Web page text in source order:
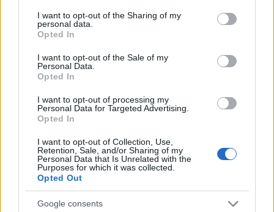
not limited to your visit or usage behaviour. You may click to
grant or deny consent to Google and its third-party tags to
use your data for below specified purposes in below Google
consent section.
I want to opt-out of the Sharing of my
personal data.
Opted In
I want to opt-out of the Sale of my
Personal Data.
Opted In
I want to opt-out of processing my
Personal Data for Targeted Advertising.
Opted In
I want to opt-out of Collection, Use,
Retention, Sale, and/or Sharing of my
Personal Data that Is Unrelated with the
Purposes for which it was collected.
Opted Out
Google consents
Το τελευταίο «αντίο» στην τελετή αποτέφρωσης
του συντονιστή που σκοτώθηκε μετά τη
σύγκρουση ελικοπτέρων στην Ψάθα, ΦΩΤΟ
Στιγμές αγωνίας και θρίλερ στο Αίγιο: Οδηγός
λεωφορείου έχασε τις αισθήσεις του και τη ζωή
Κόκκινα τα 118 κτίρια στις 325 αυτοψίες των
πυρκαγιές
Η ανακοίνωση της ΕΑΠ για Βασιλάκο και
Μαμάση
Γιατί οδηγήθηκαν στη φυλακή οι οι δύο Ινδοί,